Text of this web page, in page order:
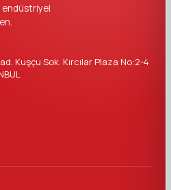
endüstriyel
Kuşçu Sok. Kırcılar Plaza No:2-4